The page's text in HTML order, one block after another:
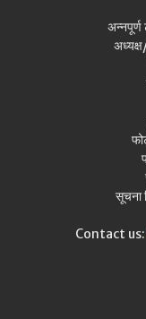
अन्नपूर्ण
सूचना
Contact us: